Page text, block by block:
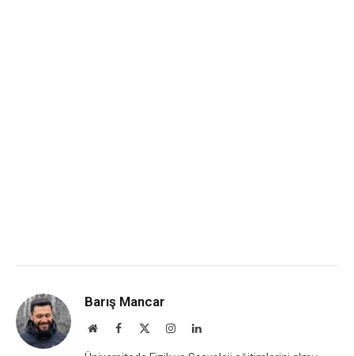
Barış Mancar
WebsiteFacebook InstagramLinkedIn